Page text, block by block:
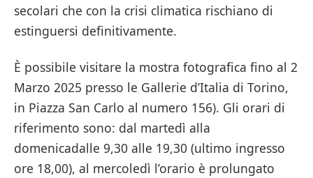
secolari che con la crisi climatica rischiano di
estinguersi definitivamente.
È possibile visitare la mostra fotografica fino al 2
Marzo 2025 presso le Gallerie d’Italia di Torino,
in Piazza San Carlo al numero 156). Gli orari di
riferimento sono: dal martedì alla
domenicadalle 9,30 alle 19,30 (ultimo ingresso
ore 18,00), al mercoledì l’orario è prolungato